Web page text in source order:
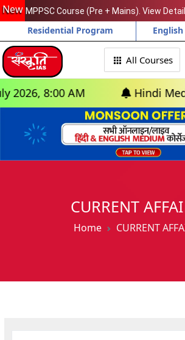
New MPPSC Course (Pre + Mains). View
Residential Program
All Courses
AM Hindi Medium:
CURRENT
Home CURRENT